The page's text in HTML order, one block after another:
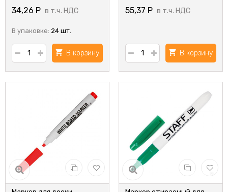
34,26 Р в т.ч. НДС
В упаковке: 24 шт.
В корзину
55,37 Р в т.ч. НДС
В корзину